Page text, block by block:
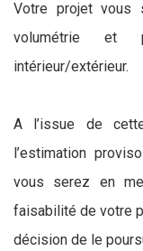
Votre projet vous
volumétrie et
intérieur/extérieur.
A l’issue de
l’estimation
vous serez en
faisabilité de votre
décision de le